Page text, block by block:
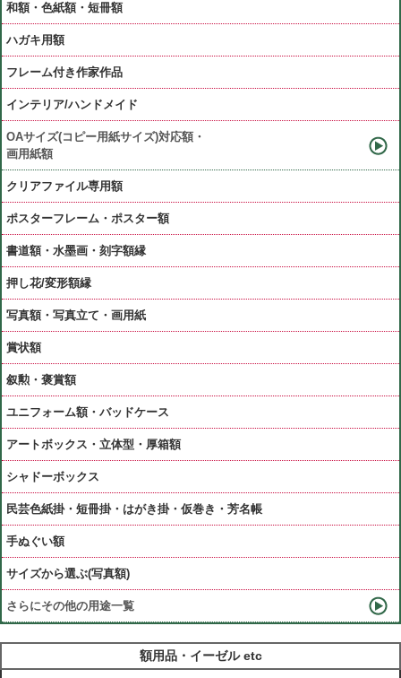
和額・色紙額・短冊額
ハガキ用額
フレーム付き作家作品
インテリア/ハンドメイド
OAサイズ(コピー用紙サイズ)対応額・
画用紙額
クリアファイル専用額
ポスターフレーム・ポスター額
書道額・水墨画・刻字額縁
押し花/変形額縁
写真額・写真立て・画用紙
賞状額
叙勲・褒賞額
ユニフォーム額・バッドケース
アートボックス・立体型・厚箱額
シャドーボックス
民芸色紙掛・短冊掛・はがき掛・仮巻き・芳名帳
手ぬぐい額
サイズから選ぶ(写真額)
さらにその他の用途一覧
額用品・イーゼル etc